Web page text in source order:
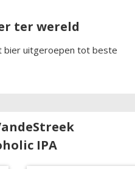
ter wereld
bier uitgeroepen tot beste
IPA